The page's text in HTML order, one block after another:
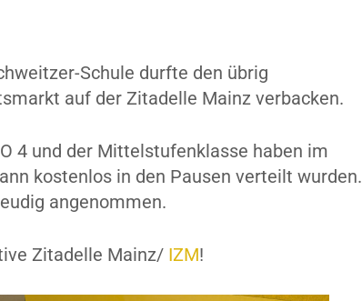
Schule durfte den übrig
auf der Zitadelle Mainz verbacken.
4 und der Mittelstufenklasse haben im
kostenlos in den Pausen verteilt wurden.
angenommen.
Zitadelle Mainz/ IZM!